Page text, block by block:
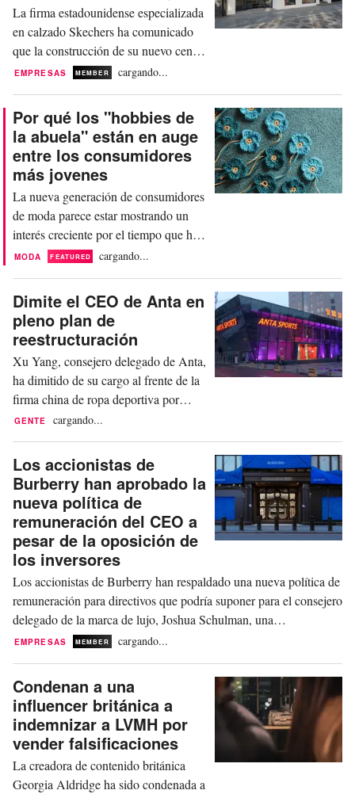
principal de...
La firma estadounidense especializada
en calzado Skechers ha comunicado
que la construcción de su nuevo centro
de distribución europeo está previsto
compañía en la región. Ubicado cerca
del aeropuerto de Lieja, en Bélgica, y
muy próximo a sus instalaciones
actuales en...
EMPRESAS MEMBER cargando...
Por qué los "hobbies de
la abuela" están en auge
entre los consumidores
más jovenes
La nueva generación de consumidores
de moda parece estar mostrando un
interés creciente por el tiempo que hay
detrás de un producto. Un jersey ya no
representar una habilidad aprendida,
un material elegido y horas dedicadas
a crear algo personal a mano. Este
cambio está...
MODA FEATURED cargando...
Dimite el CEO de Anta en
pleno plan de
reestructuración
Xu Yang, consejero delegado de Anta,
ha dimitido de su cargo al frente de la
firma china de ropa deportiva por
motivos familiares. La compañía ha
comunicación chino 36kr, que ha
informado de que la dimisión de Yang
ha sido aprobada por Anta y que se le
asignará un nuevo puesto a su debido
tiempo. Lai Shixian,...
GENTE cargando...
Los accionistas de
Burberry han aprobado la
nueva política de
remuneración del CEO a
pesar de la oposición de
los inversores
Los accionistas de Burberry han respaldado una nueva política de
remuneración para directivos que podría suponer para el consejero
delegado de la marca de lujo, Joshua Schulman, una
remuneración total de hasta 12,24 millones de libras, a pesar de la
EMPRESAS MEMBER cargando...
Condenan a una
influencer británica a
indemnizar a LVMH por
vender falsificaciones
La creadora de contenido británica
Georgia Aldridge ha sido condenada a